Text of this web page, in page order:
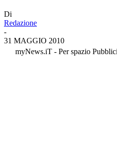
Di
Redazione
-
31 MAGGIO 2010
myNews.iT - Per spazio